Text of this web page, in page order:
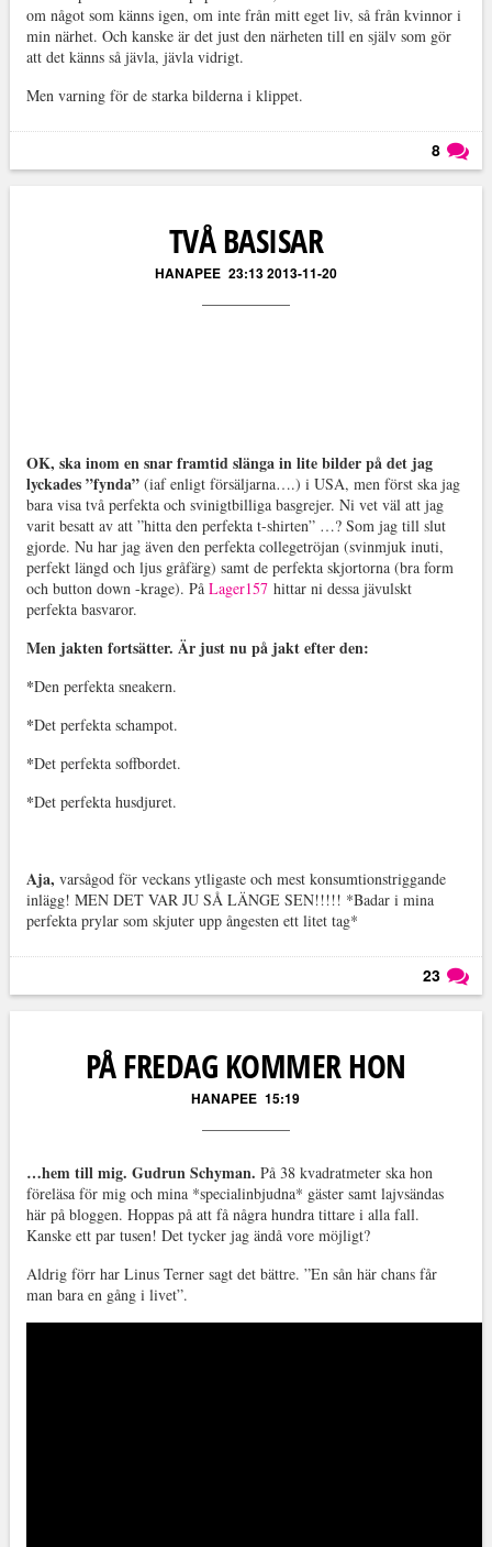
om något som känns igen, om inte från mitt eget liv, så från kvinnor i
min närhet. Och kanske är det just den närheten till en själv som gör
att det känns så jävla, jävla vidrigt.
Men varning för de starka bilderna i klippet.
8
TVÅ BASISAR
HANAPEE 23:13 2013-11-20
OK, ska inom en snar framtid slänga in lite bilder på det jag
lyckades ”fynda”(iaf enligt försäljarna….) i USA, men först ska jag
bara visa två perfekta och svinigtbilliga basgrejer. Ni vet väl att jag
varit besatt av att ”hitta den perfekta t-shirten” …? Som jag till slut
gjorde. Nu har jag även den perfekta collegetröjan (svinmjuk inuti,
perfekt längd och ljus gråfärg) samt de perfekta skjortorna (bra form
och button down -krage). På Lager157hittar ni dessa jävulskt
perfekta basvaror.
Men jakten fortsätter. Är just nu på jakt efter den:
*Den perfekta sneakern.
*Det perfekta schampot.
*Det perfekta soffbordet.
*Det perfekta husdjuret.
Aja, varsågod för veckans ytligaste och mest konsumtionstriggande
inlägg! MEN DET VAR JU SÅ LÄNGE SEN!!!!! *Badar i mina
perfekta prylar som skjuter upp ångesten ett litet tag*
23
PÅ FREDAG KOMMER HON
HANAPEE 15:19
…hem till mig. Gudrun Schyman. På 38 kvadratmeter ska hon
föreläsa för mig och mina *specialinbjudna* gäster samt lajvsändas
här på bloggen. Hoppas på att få några hundra tittare i alla fall.
Kanske ett par tusen! Det tycker jag ändå vore möjligt?
Aldrig förr har Linus Terner sagt det bättre. ”En sån här chans får
man bara en gång i livet”.